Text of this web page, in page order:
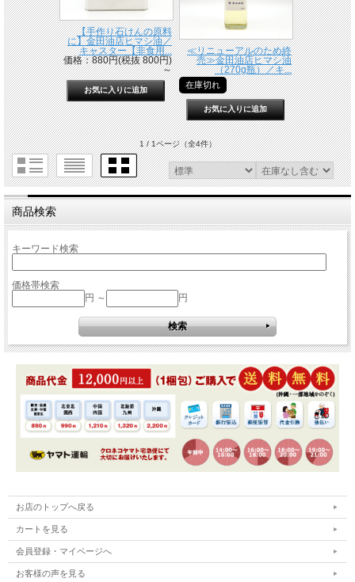
【手作り石けんの原料
に】金田油店ヒマシ油／
キャスター【非食用...
価格：880円(税抜 800円)
～
≪リニューアルのため終
売≫金田油店ヒマシ油
（270g瓶）／キ...
在庫切れ
1 / 1ページ（全4件）
商品検索
キーワード検索
価格帯検索
円 ～
円
お店のトップへ戻る
カートを見る
会員登録・マイページへ
お客様の声を見る